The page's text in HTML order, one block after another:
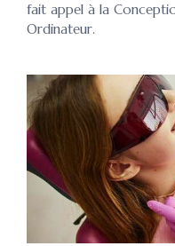
fait appel à la
Ordinateur.